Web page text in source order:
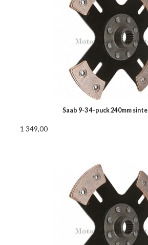
Saab 9-3 4-puck 240mm
1 349,00